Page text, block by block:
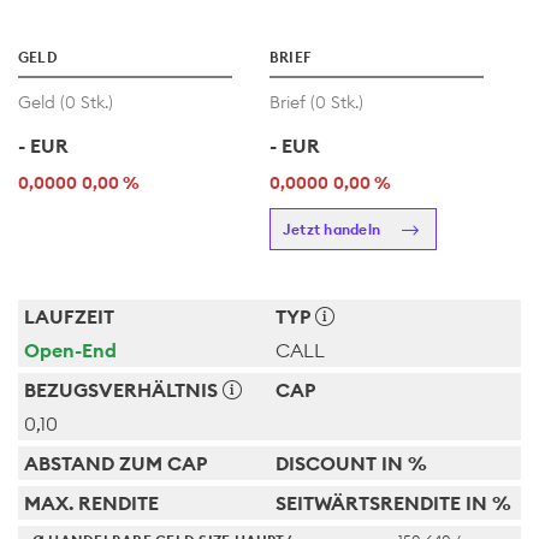
GELD
Geld (0 Stk.)
- EUR
0,0000 0,00 %
BRIEF
Brief (0 Stk.)
- EUR
0,0000 0,00 %
Jetzt handeln
LAUFZEIT
Open-End
TYP
CALL
BEZUGSVERHÄLTNIS
0,10
CAP
ABSTAND ZUM CAP
DISCOUNT IN %
MAX. RENDITE
SEITWÄRTSRENDITE IN %